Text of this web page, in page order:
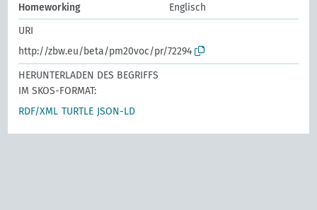
Homeworking
Englisch
URI
http://zbw.eu/beta/pm20voc/pr/72294
HERUNTERLADEN DES BEGRIFFS
IM SKOS-FORMAT:
RDF/XML TURTLE JSON-LD